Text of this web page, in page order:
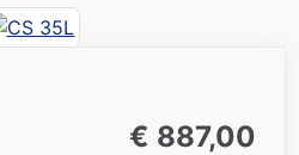
€ 887,00